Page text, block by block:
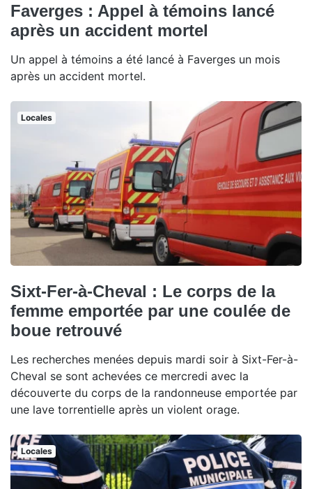
Faverges : Appel à témoins lancé
après un accident mortel
Un appel à témoins a été lancé à Faverges un mois
après un accident mortel.
Locales
Sixt-Fer-à-Cheval : Le corps de la
femme emportée par une coulée de
boue retrouvé
Les recherches menées depuis mardi soir à Sixt-Fer-à-
Cheval se sont achevées ce mercredi avec la
découverte du corps de la randonneuse emportée par
une lave torrentielle après un violent orage.
Locales